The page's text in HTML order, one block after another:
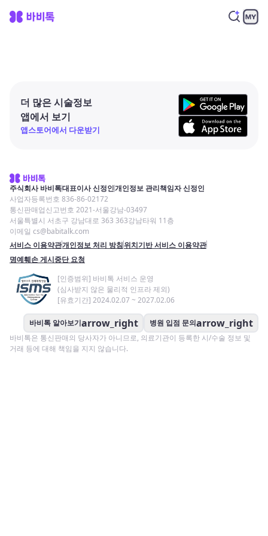
더 많은 시술정보
앱에서 보기
앱스토어에서 다운받기
주식회사 바비톡대표이사 신정인개인정보 관리책임자 신정인
사업자등록번호 836-86-02172
통신판매업신고번호 2021-서울강남-03497
서울특별시 서초구 강남대로 363 363강남타워 11층
이메일 cs@babitalk.com
서비스 이용약관개인정보 처리 방침위치기반 서비스 이용약관
명예훼손 게시중단 요청
[인증범위] 바비톡 서비스 운영
(심사받지 않은 물리적 인프라 제외)
[유효기간] 2024.02.07 ~ 2027.02.06
바비톡 알아보기arrow_right 병원 입점 문의arrow_right
바비톡은 통신판매의 당사자가 아니므로, 의료기관이 등록한 시/수술 정보 및
거래 등에 대해 책임을 지지 않습니다.